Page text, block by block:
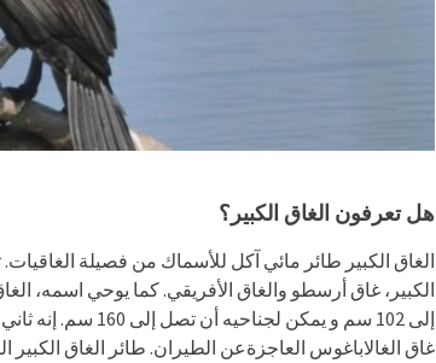
هل تعرفون الغاق الكبير؟
الغاق الكبير طائر مائي آكل للأسماك من فصيلة
إلى 102 سم و يمكن
غاق الغالاباغوس العاجزةعن الطيران. طائر الغاق